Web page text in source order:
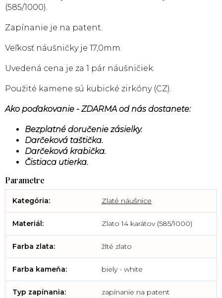
(585/1000).
Zapínanie je na patent.
Veľkosť náušničky je 17,0mm.
Uvedená cena je za 1 pár náušničiek.
Použité kamene sú kubické zirkóny (CZ).
Ako poďakovanie - ZDARMA od nás dostanete:
Bezplatné doručenie zásielky.
Darčeková taštička.
Darčeková krabička.
Čistiaca utierka.
Kategória: Zlaté náušnice
Materiál: Zlato 14 karátov (585/1000)
Farba zlata: žlté zlato
Farba kameňa: biely - white
Typ zapínania: zapínanie na patent